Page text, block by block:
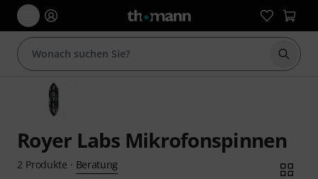
Suche
Royer Labs Mikrofonspinnen
2 Produkte · Beratung